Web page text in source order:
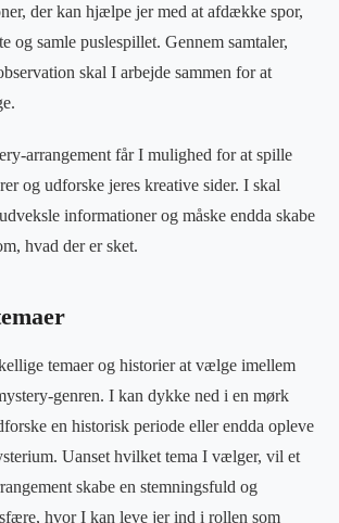
der kan hjælpe jer med at afdække spor,
og samle puslespillet. Gennem samtaler,
skal I arbejde sammen for at
arrangement får I mulighed for at spille
og udforske jeres kreative sider. I skal
informationer og måske endda skabe
hvad der er sket.
temaer og historier at vælge imellem
genren. I kan dykke ned i en mørk
en historisk periode eller endda opleve
Uanset hvilket tema I vælger, vil et
skabe en stemningsfuld og
hvor I kan leve jer ind i rollen som